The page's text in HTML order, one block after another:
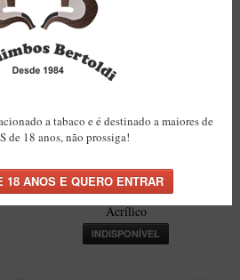
cachimbo
BRASILEIROS
Encerado (Filtro
Permanente) Piteira
Acrílico
INDISPONÍVEL
a tabaco e é destinado a maiores de
de 18 anos, não prossiga!